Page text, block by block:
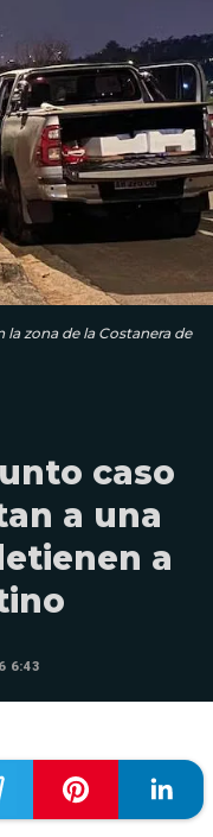
zona de la Costanera de
caso
a una
a
6:43